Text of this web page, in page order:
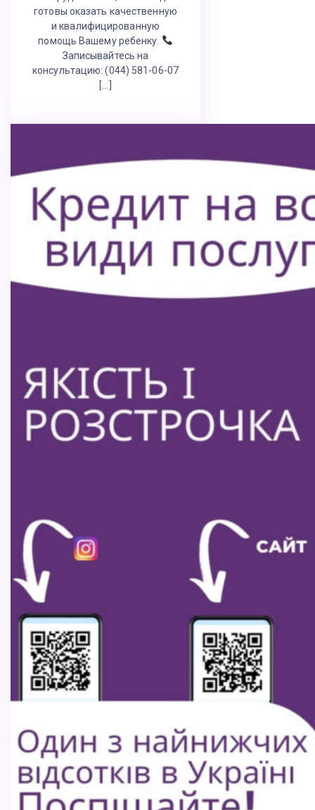
готовы оказать качественную
и квалифицированную
помощь Вашему ребенку.
Записывайтесь на
консультацию: (044) 581-06-07
[…]